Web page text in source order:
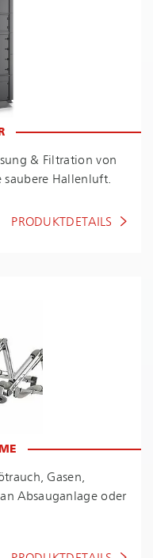
& Filtration von
saubere Hallenluft.
PRODUKTDETAILS
Gasen,
Absauganlage oder